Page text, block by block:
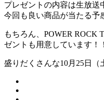
プレゼントの内容は生放
今回も良い商品が当たる予
もちろん、POWER ROCK
ゼントも用意しています！！
盛りだくさんな10月25日（